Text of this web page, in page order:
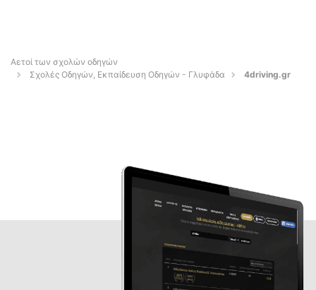
Αετοί των σχολών οδηγών
Σχολές Οδηγών, Εκπαίδευση Οδηγών - Γλυφάδα
4driving.gr